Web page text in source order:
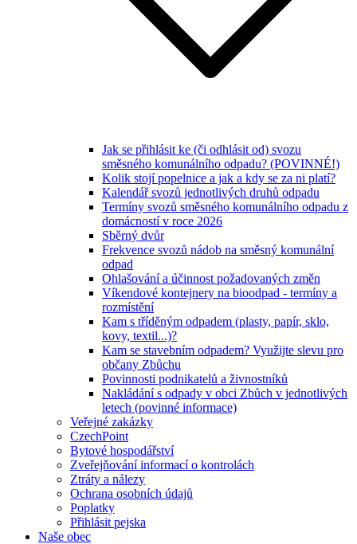
Jak se přihlásit ke (či odhlásit od) svozu
směsného komunálního odpadu? (POVINNÉ!)
Kolik stojí popelnice a jak a kdy se za ni platí?
Kalendář svozů jednotlivých druhů odpadu
Termíny svozů směsného komunálního odpadu z
domácností v roce 2026
Sběrný dvůr
Frekvence svozů nádob na směsný komunální
odpad
Ohlašování a účinnost požadovaných změn
Víkendové kontejnery na bioodpad - termíny a
rozmístění
Kam s tříděným odpadem (plasty, papír, sklo,
kovy, textil...)?
Kam se stavebním odpadem? Využijte slevu pro
občany Zbůchu
Povinnosti podnikatelů a živnostníků
Nakládání s odpady v obci Zbůch v jednotlivých
letech (povinné informace)
Veřejné zakázky
CzechPoint
Bytové hospodářství
Zveřejňování informací o kontrolách
Ztráty a nálezy
Ochrana osobních údajů
Poplatky
Přihlásit pejska
Naše obec